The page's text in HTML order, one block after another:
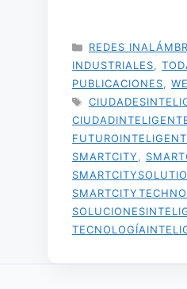
CATEGORÍAS
REDES
INDUSTRIALES
PUBLICACIONES
ETIQUETAS
SMARTCITY